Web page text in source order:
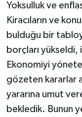
Yoksulluk ve
Kiracıların ve
bulduğu bir
borçları
Ekonomiyi
gözeten kararlar
yararına umut
bekledik. Bunun